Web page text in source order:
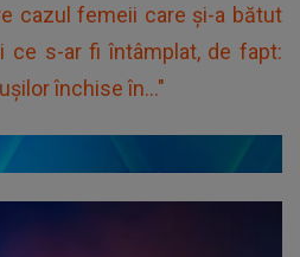
cazul femeii care și-a bătut
ce s-ar fi întâmplat, de fapt:
închise în..."